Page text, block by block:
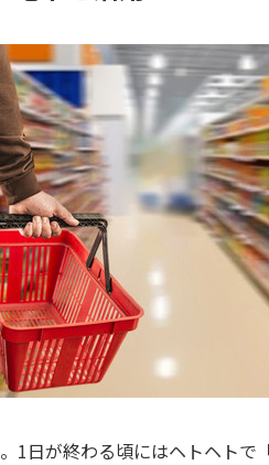
1日が終わる頃にはヘトヘト